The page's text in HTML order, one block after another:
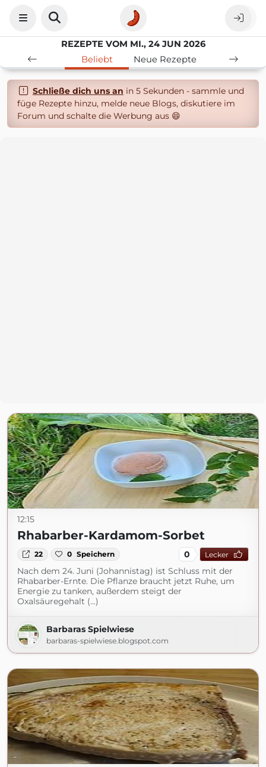
REZEPTE VOM MI., 24 JUN 2026
Beliebt
Neue Rezepte
Schließe dich uns an in 5 Sekunden - sammle und
füge Rezepte hinzu, melde neue Blogs, diskutiere im
Forum und schalte die Werbung aus 😄
12:15
Rhabarber-Kardamom-Sorbet
22 0 Speichern 0 Lecker
Nach dem 24. Juni (Johannistag) ist Schluss mit der
Rhabarber-Ernte. Die Pflanze braucht jetzt Ruhe, um
Energie zu tanken, außerdem steigt der
Oxalsäuregehalt (...)
Barbaras Spielwiese
barbaras-spielwiese.blogspot.com